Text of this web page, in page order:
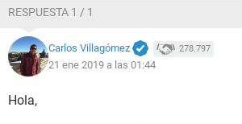
RESPUESTA 1 / 1
Carlos Villagómez 278.797
21 ene 2019 a las 01:44
Hola,